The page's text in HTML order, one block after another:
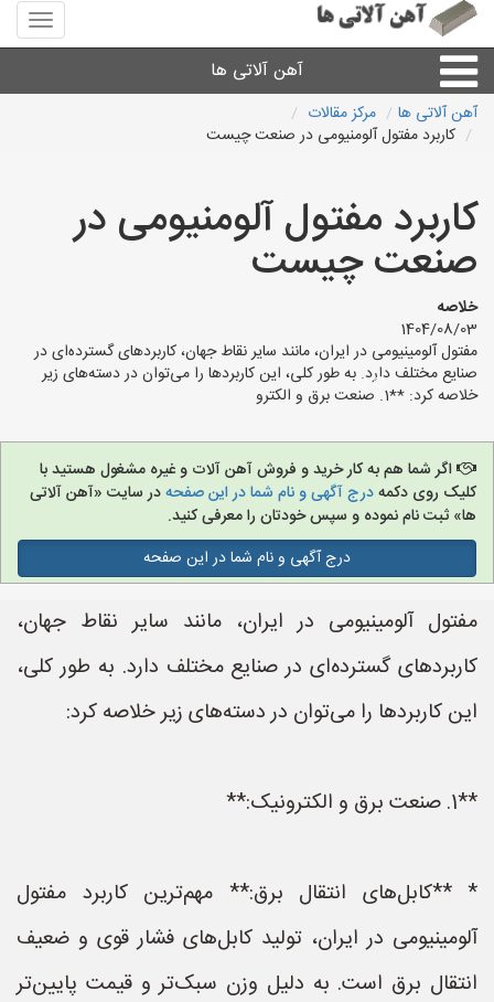
منوی
سایت
آلاتی
آهن آلاتی ها
میلگرد نبشی،مفتول
ورق
لوله و اتصالات
سایر آهن آلات
آهن آلاتی های شهرها
آهن آلاتی ها
مرکز مقالات
کاربرد مفتول آلومنیومی در صنعت چیست
کاربرد مفتول آلومنیومی در
صنعت چیست
خلاصه
1404/08/03
مفتول آلومینیومی در ایران، مانند سایر نقاط جهان، کاربردهای گسترده‌ای در
صنایع مختلف دارد. به طور کلی، این کاربردها را می‌توان در دسته‌های زیر
خلاصه کرد: **1. صنعت برق و الکترو
اگر شما هم به کار خرید و فروش آهن آلات و غیره مشغول هستید با
کلیک روی دکمهدرج آگهی و نام شما در این صفحهدر سایت «آهن آلاتی
ها» ثبت نام نموده و سپس خودتان را معرفی کنید.
درج آگهی و نام شما در این صفحه
مفتول آلومینیومی در ایران، مانند سایر نقاط جهان،
کاربردهای گسترده‌ای در صنایع مختلف دارد. به طور کلی،
این کاربردها را می‌توان در دسته‌های زیر خلاصه کرد:
**1. صنعت برق و الکترونیک:**
* **کابل‌های انتقال برق:** مهم‌ترین کاربرد مفتول
آلومینیومی در ایران، تولید کابل‌های فشار قوی و ضعیف
انتقال برق است. به دلیل وزن سبک‌تر و قیمت پایین‌تر